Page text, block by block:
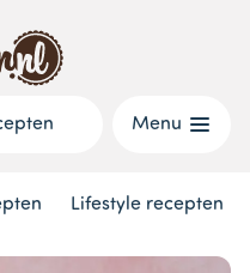
Menu
Lifestyle recepten